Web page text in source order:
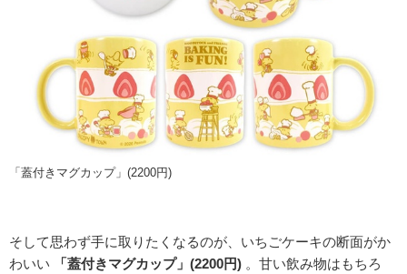
「蓋付きマグカップ」(2200円)
そして思わず手に取りたくなるのが、いちごケーキの断面がか
わいい
「蓋付きマグカップ」(2200円) 。甘い飲み物はもちろ